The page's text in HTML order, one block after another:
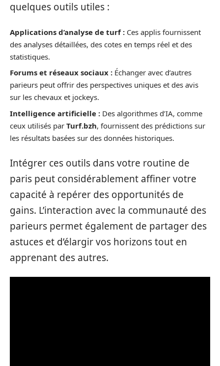
quelques outils utiles :
Applications d’analyse de turf : Ces applis fournissent
des analyses détaillées, des cotes en temps réel et des
statistiques.
Forums et réseaux sociaux : Échanger avec d’autres
parieurs peut offrir des perspectives uniques et des avis
sur les chevaux et jockeys.
Intelligence artificielle : Des algorithmes d’IA, comme
ceux utilisés par Turf.bzh, fournissent des prédictions sur
les résultats basées sur des données historiques.
Intégrer ces outils dans votre routine de
paris peut considérablement affiner votre
capacité à repérer des opportunités de
gains. L’interaction avec la communauté des
parieurs permet également de partager des
astuces et d’élargir vos horizons tout en
apprenant des autres.